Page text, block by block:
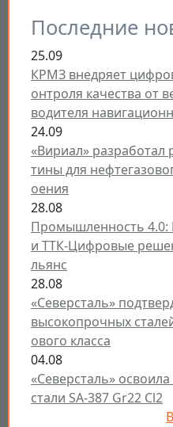
Последние
25.09
КРМЗ внедряет
онтроля качества от
водителя
24.09
«Вириал» разработал
тины для
оения
28.08
Промышленность 4.0:
и ТТК-Цифровые
льянс
28.08
«Северсталь»
высокопрочных
ового класса
04.08
«Северсталь»
стали SA-387 Gr22 Cl2